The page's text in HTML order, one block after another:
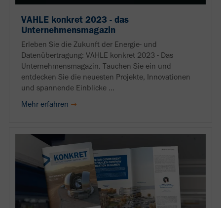
VAHLE konkret 2023 - das
Unternehmensmagazin
Erleben Sie die Zukunft der Energie- und
Datenübertragung: VAHLE konkret 2023 - Das
Unternehmensmagazin. Tauchen Sie ein und
entdecken Sie die neuesten Projekte, Innovationen
und spannende Einblicke ...
Mehr erfahren